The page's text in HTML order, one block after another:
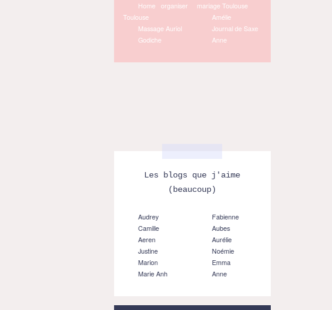
Home organiser
Toulouse
Massage Auriol
Godiche
mariage Toulouse
Amélie
Journal de Saxe
Anne
Les blogs que j'aime
(beaucoup)
Audrey
Camille
Aeren
Justine
Marion
Marie Anh
Fabienne
Aubes
Aurélie
Noémie
Emma
Anne